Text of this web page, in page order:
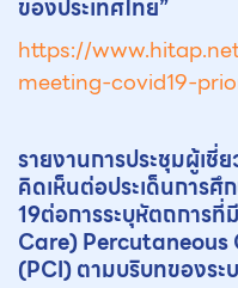
ของประเทศไทย”
https://
meeting-covid19-
รายงานการประชุมผู้เชี่
คิดเห็นต่อประเด็นการ
19ต่อการระบุหัตถการที่
Care)
(PCI) ตามบริบทของระ